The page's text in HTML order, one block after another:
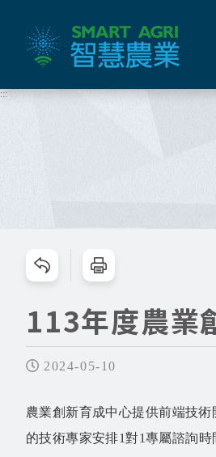
容
:::
跳過此工具列請按[Enter]，繼續則按[Tab]
113年度農業
2024-05-10
農業創新育成中心提供前端技
的技術專家安排1對1專屬諮詢